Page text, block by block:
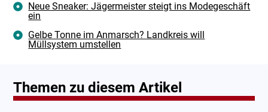
Neue Sneaker: Jägermeister steigt ins Modegeschäft
ein
Gelbe Tonne im Anmarsch? Landkreis will
Müllsystem umstellen
Themen zu diesem Artikel